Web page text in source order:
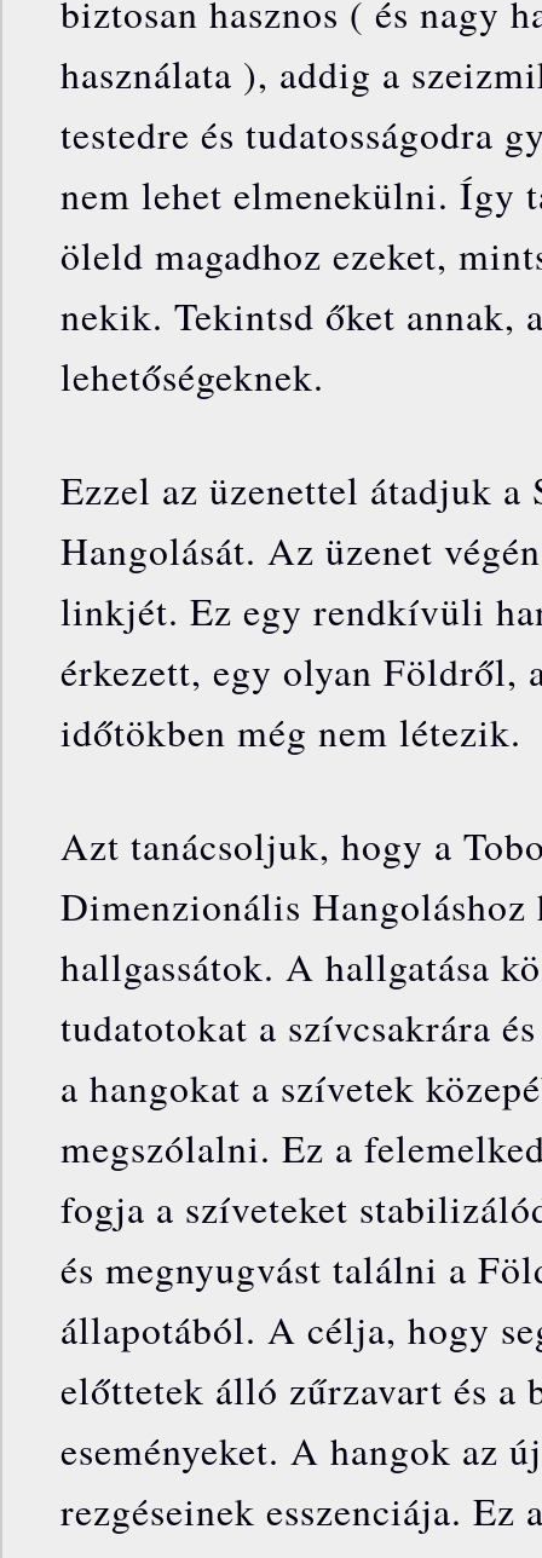
biztosan hasznos ( és nagy
használata ), addig a
testedre és tudatosságodra
nem lehet elmenekülni. Így
öleld magadhoz ezeket,
nekik. Tekintsd őket annak,
lehetőségeknek.
Ezzel az üzenettel átadjuk
Hangolását. Az üzenet
linkjét. Ez egy rendkívüli
érkezett, egy olyan Földről,
időtökben még nem létezik.
Azt tanácsoljuk, hogy a
Dimenzionális Hangoláshoz
hallgassátok. A hallgatása
tudatotokat a szívcsakrára
a hangokat a szívetek
megszólalni. Ez a
fogja a szíveteket
és megnyugvást találni a
állapotából. A célja, hogy
előttetek álló zűrzavart és a
eseményeket. A hangok az
rezgéseinek esszenciája.